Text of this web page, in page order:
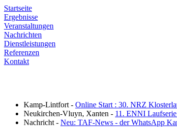
Startseite
Ergebnisse
Veranstaltungen
Nachrichten
Dienstleistungen
Referenzen
Kontakt
Kamp-Lintfort - Online Start : 30. NRZ
Neukirchen-Vluyn, Xanten - 11. ENNI
Nachricht - Neu: TAF-News - der WhatsApp